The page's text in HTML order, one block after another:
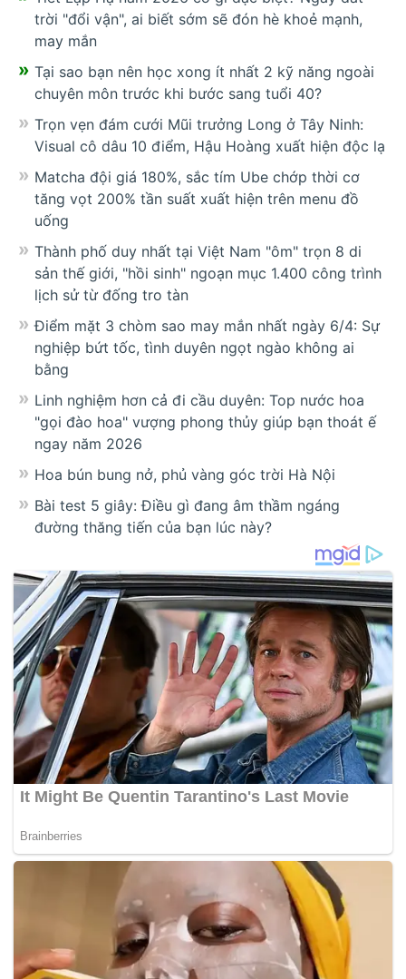
trời "đổi vận", ai biết sớm sẽ đón hè khoẻ mạnh,
may mắn
Tại sao bạn nên học xong ít nhất 2 kỹ năng ngoài
chuyên môn trước khi bước sang tuổi 40?
Trọn vẹn đám cưới Mũi trưởng Long ở Tây Ninh:
Visual cô dâu 10 điểm, Hậu Hoàng xuất hiện độc lạ
Matcha đội giá 180%, sắc tím Ube chớp thời cơ
tăng vọt 200% tần suất xuất hiện trên menu đồ
uống
Thành phố duy nhất tại Việt Nam "ôm" trọn 8 di
sản thế giới, "hồi sinh" ngoạn mục 1.400 công trình
lịch sử từ đống tro tàn
Điểm mặt 3 chòm sao may mắn nhất ngày 6/4: Sự
nghiệp bứt tốc, tình duyên ngọt ngào không ai
bằng
Linh nghiệm hơn cả đi cầu duyên: Top nước hoa
"gọi đào hoa" vượng phong thủy giúp bạn thoát ế
ngay năm 2026
Hoa bún bung nở, phủ vàng góc trời Hà Nội
Bài test 5 giây: Điều gì đang âm thầm ngáng
đường thăng tiến của bạn lúc này?